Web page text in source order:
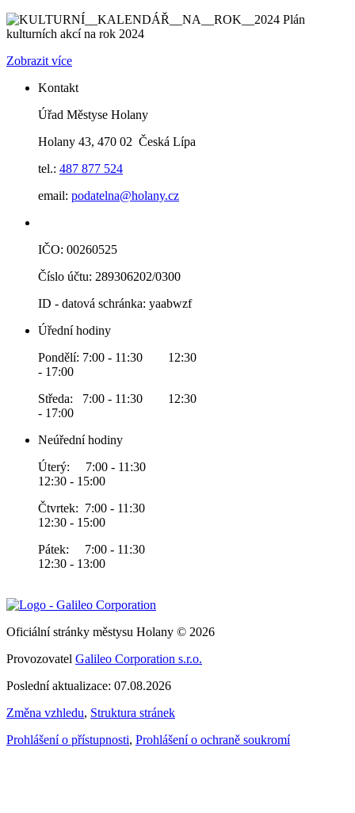
Plán
kulturních akcí na rok 2024
Zobrazit více
Kontakt
Úřad Městyse Holany
Holany 43, 470 02 Česká Lípa
tel.: 487 877 524
email: podatelna@holany.cz
IČO: 00260525
Číslo účtu: 289306202/0300
ID - datová schránka: yaabwzf
Úřední hodiny
Pondělí: 7:00 - 11:30 12:30
- 17:00
Středa: 7:00 - 11:30 12:30
- 17:00
Neúřední hodiny
Úterý: 7:00 - 11:30
12:30 - 15:00
Čtvrtek: 7:00 - 11:30
12:30 - 15:00
Pátek: 7:00 - 11:30
12:30 - 13:00
Oficiální stránky městysu Holany © 2026
Provozovatel Galileo Corporation s.r.o.
Poslední aktualizace: 07.08.2026
Změna vzhledu, Struktura stránek
Prohlášení o přístupnosti, Prohlášení o ochraně soukromí